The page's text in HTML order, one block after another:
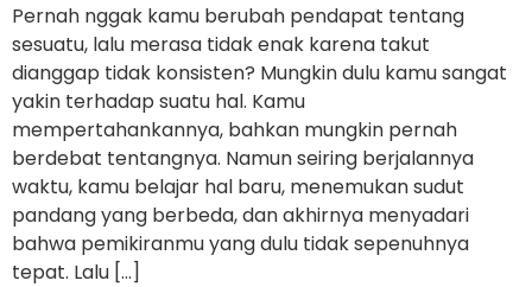
Pernah nggak kamu berubah pendapat tentang
sesuatu, lalu merasa tidak enak karena takut
dianggap tidak konsisten? Mungkin dulu kamu sangat
yakin terhadap suatu hal. Kamu
mempertahankannya, bahkan mungkin pernah
berdebat tentangnya. Namun seiring berjalannya
waktu, kamu belajar hal baru, menemukan sudut
pandang yang berbeda, dan akhirnya menyadari
bahwa pemikiranmu yang dulu tidak sepenuhnya
tepat. Lalu […]